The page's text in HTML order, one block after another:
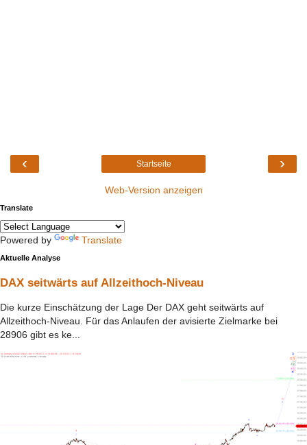
‹ ›
Startseite
Web-Version anzeigen
Translate
Powered by Translate
Aktuelle Analyse
DAX seitwärts auf Allzeithoch-Niveau
Die kurze Einschätzung der Lage Der DAX geht seitwärts auf
Allzeithoch-Niveau. Für das Anlaufen der avisierte Zielmarke bei
28906 gibt es ke...